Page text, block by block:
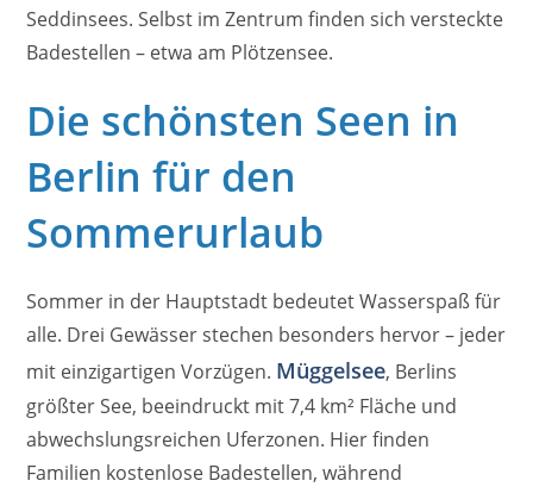
Seddinsees. Selbst im Zentrum finden sich versteckte
Badestellen – etwa am Plötzensee.
Die schönsten Seen in
Berlin für den
Sommerurlaub
Sommer in der Hauptstadt bedeutet Wasserspaß für
alle. Drei Gewässer stechen besonders hervor – jeder
mit einzigartigen Vorzügen. Müggelsee, Berlins
größter See, beeindruckt mit 7,4 km² Fläche und
abwechslungsreichen Uferzonen. Hier finden
Familien kostenlose Badestellen, während